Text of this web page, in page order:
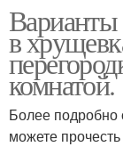
в
комнатой.
Более подробно
можете прочесть